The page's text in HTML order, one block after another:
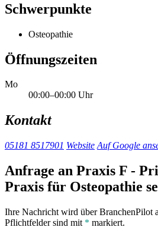
Schwerpunkte
Osteopathie
Öffnungszeiten
Mo
00:00–00:00 Uhr
Kontakt
05181 8517901 Website Auf Google
Anfrage an Praxis F -
Praxis für Osteopathie
Ihre Nachricht wird über BranchenPilot
Pflichtfelder sind mit * markiert.